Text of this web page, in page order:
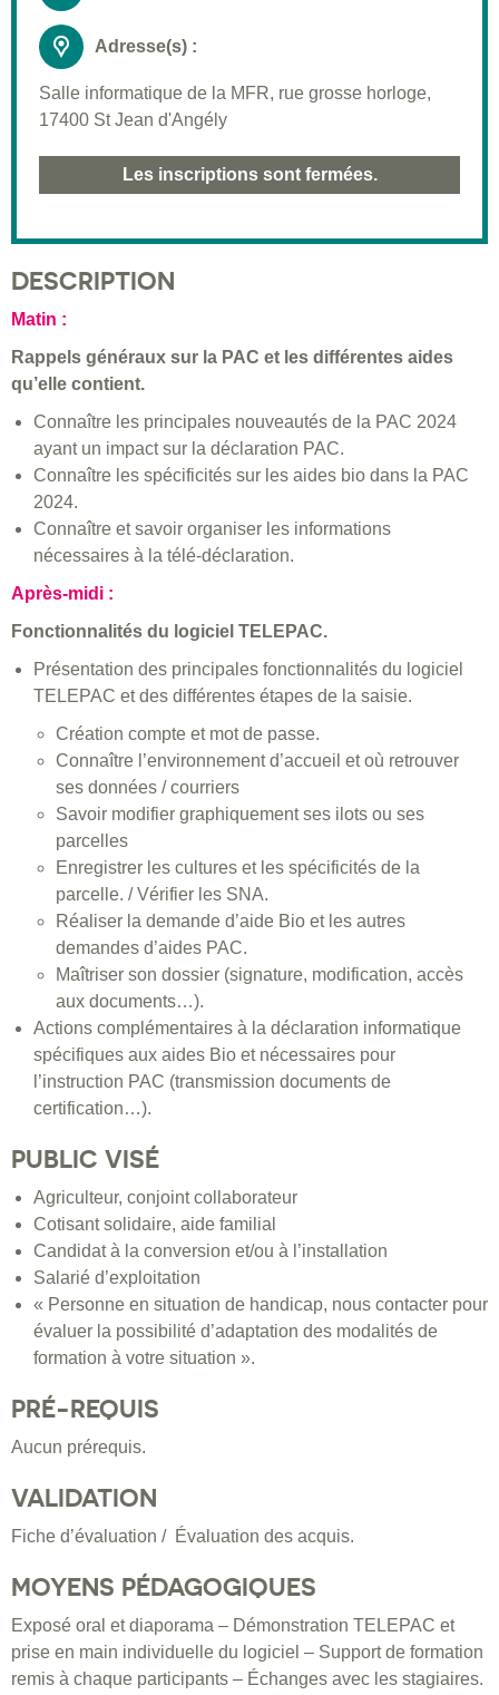
Adresse(s) :
Salle informatique de la MFR, rue grosse horloge,
17400 St Jean d'Angély
Les inscriptions sont fermées.
DESCRIPTION
Matin :
Rappels généraux sur la PAC et les différentes aides
qu’elle contient.
Connaître les principales nouveautés de la PAC 2024
ayant un impact sur la déclaration PAC.
Connaître les spécificités sur les aides bio dans la PAC
2024.
Connaître et savoir organiser les informations
nécessaires à la télé-déclaration.
Après-midi :
Fonctionnalités du logiciel TELEPAC.
Présentation des principales fonctionnalités du logiciel
TELEPAC et des différentes étapes de la saisie.
Création compte et mot de passe.
Connaître l’environnement d’accueil et où retrouver
ses données / courriers
Savoir modifier graphiquement ses ilots ou ses
parcelles
Enregistrer les cultures et les spécificités de la
parcelle. / Vérifier les SNA.
Réaliser la demande d’aide Bio et les autres
demandes d’aides PAC.
Maîtriser son dossier (signature, modification, accès
aux documents…).
Actions complémentaires à la déclaration informatique
spécifiques aux aides Bio et nécessaires pour
l’instruction PAC (transmission documents de
certification…).
PUBLIC VISÉ
Agriculteur, conjoint collaborateur
Cotisant solidaire, aide familial
Candidat à la conversion et/ou à l’installation
Salarié d’exploitation
« Personne en situation de handicap, nous contacter pour
évaluer la possibilité d’adaptation des modalités de
formation à votre situation ».
PRÉ-REQUIS
Aucun prérequis.
VALIDATION
Fiche d’évaluation / Évaluation des acquis.
MOYENS PÉDAGOGIQUES
Exposé oral et diaporama – Démonstration TELEPAC et
prise en main individuelle du logiciel – Support de formation
remis à chaque participants – Échanges avec les stagiaires.